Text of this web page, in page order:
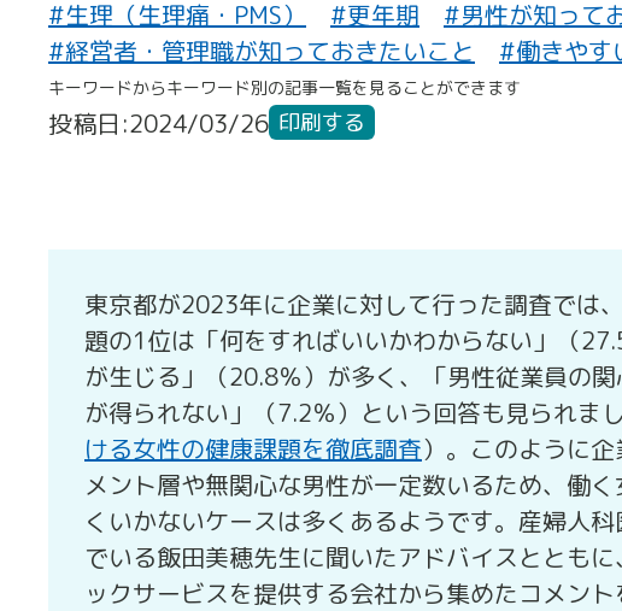
#生理（生理痛・PMS） #更年期
#男性が知って
#経営者・管理職が知っておきたいこと
#働きやす
キーワードからキーワード別の記事一覧を見ることができます
投稿日:2024/03/26 印刷する
東京都が2023年に企業に対して行った調査では
題の1位は「何をすればいいかわからない」（
が生じる」（20.8％）が多く、「男性従業員の
が得られない」（7.2％）という回答も見られま
ける女性の健康課題を徹底調査）。このように
メント層や無関心な男性が一定数いるため、働
くいかないケースは多くあるようです。産婦人
でいる飯田美穂先生に聞いたアドバイスととも
ックサービスを提供する会社から集めたコメント